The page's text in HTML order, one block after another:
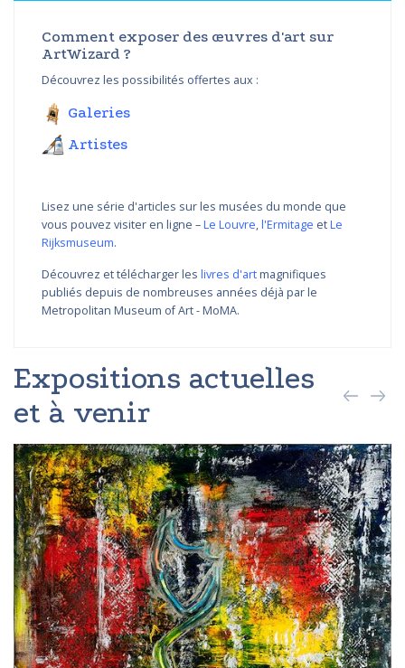
Comment exposer des œuvres d'art sur
ArtWizard ?
Découvrez les possibilités offertes aux :
Galeries
Artistes
Lisez une série d'articles sur les musées du monde que
vous pouvez visiter en ligne –Le Louvre,l'Ermitage etLe
Rijksmuseum.
Découvrez et télécharger les livres d'artmagnifiques
publiés depuis de nombreuses années déjà par le
Metropolitan Museum of Art - MoMA.
Expositions actuelles
et à venir